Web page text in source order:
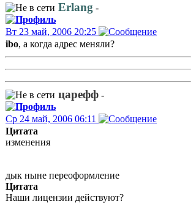
Erlang -
Вт 23 май, 2006 20:25
ibo, а когда адрес меняли?
царефф -
Ср 24 май, 2006 06:11
Цитата
изменения
дык ныне переоформление
Цитата
Наши лицензии действуют?